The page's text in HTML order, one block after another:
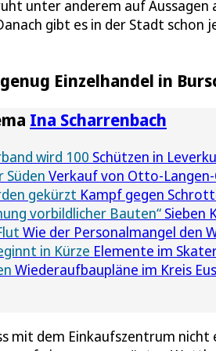
unter anderem auf Aussagen
gibt es in der Stadt schon
Einzelhandel in
Ina Scharrenbach
wird 100 Schützen in
Süden Verkauf von Otto-
gekürzt Kampf gegen
vorbildlicher Bauten“ Sieben
Wie der Personalmangel den
in Kürze Elemente im
Wiederaufbaupläne im Kreis
mit dem Einkaufszentrum